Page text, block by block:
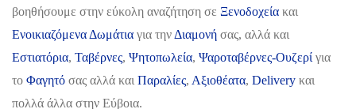
βοηθήσουμε στην εύκολη αναζήτηση σε Ξενοδοχεία και
Ενοικιαζόμενα Δωμάτια για την Διαμονή σας, αλλά και
Εστιατόρια, Ταβέρνες, Ψητοπωλεία, Ψαροταβέρνες-Ουζερί για
το Φαγητό σας αλλά και Παραλίες, Αξιοθέατα, Delivery και
πολλά άλλα στην Εύβοια.